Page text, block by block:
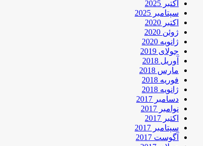
اکتبر 2025
سپتامبر 2025
اکتبر 2020
ژوئن 2020
ژانویه 2020
جولای 2019
آوریل 2018
مارس 2018
فوریه 2018
ژانویه 2018
دسامبر 2017
نوامبر 2017
اکتبر 2017
سپتامبر 2017
آگوست 2017